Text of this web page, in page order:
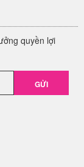
quyền lợi
GỬI